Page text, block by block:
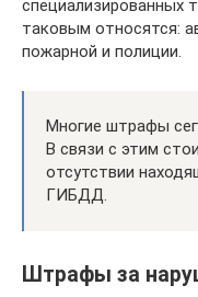
специализированных
таковым относятся:
пожарной и полиции.
Многие штрафы
В связи с этим
отсутствии
ГИБДД.
Штрафы за